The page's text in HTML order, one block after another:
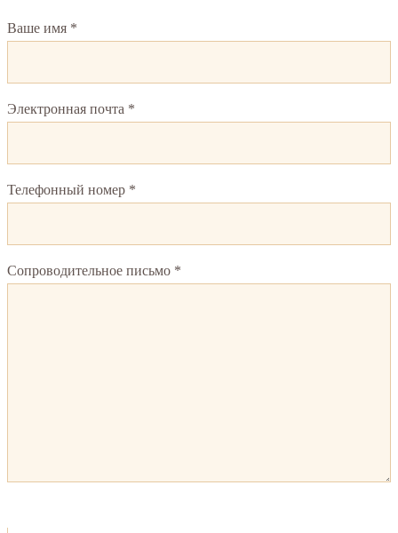
Ваше имя *
Электронная почта *
Телефонный номер *
Сопроводительное письмо *